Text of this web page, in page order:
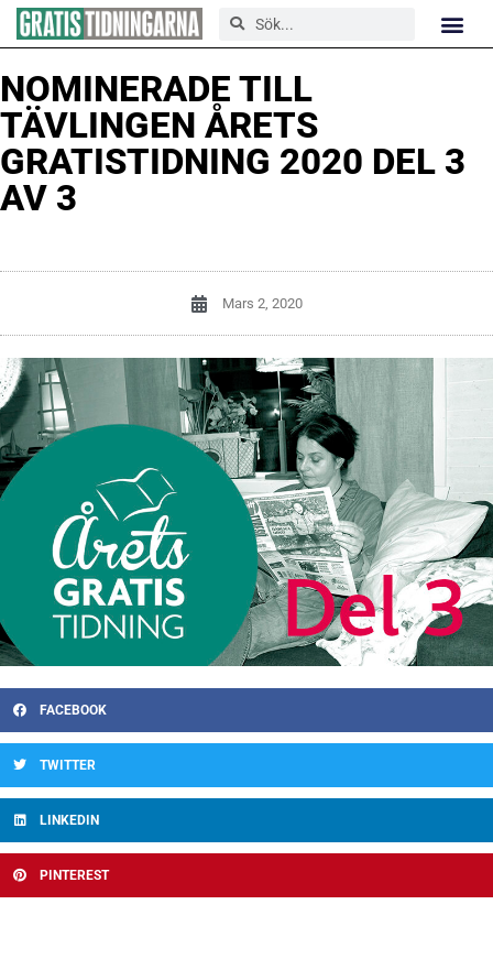
NOMINERADE TILL
TÄVLINGEN ÅRETS
GRATISTIDNING 2020 DEL 3
AV 3
Mars 2, 2020
FACEBOOK
TWITTER
LINKEDIN
PINTEREST